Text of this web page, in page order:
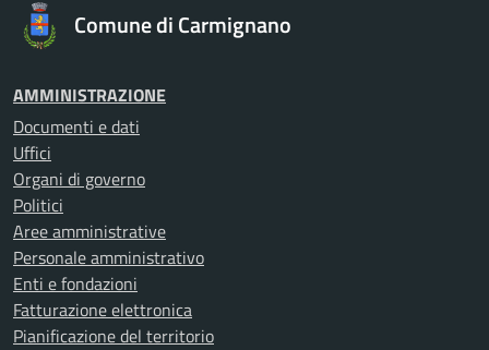
Comune di Carmignano
AMMINISTRAZIONE
Documenti e dati
Uffici
Organi di governo
Politici
Aree amministrative
Personale amministrativo
Enti e fondazioni
Fatturazione elettronica
Pianificazione del territorio